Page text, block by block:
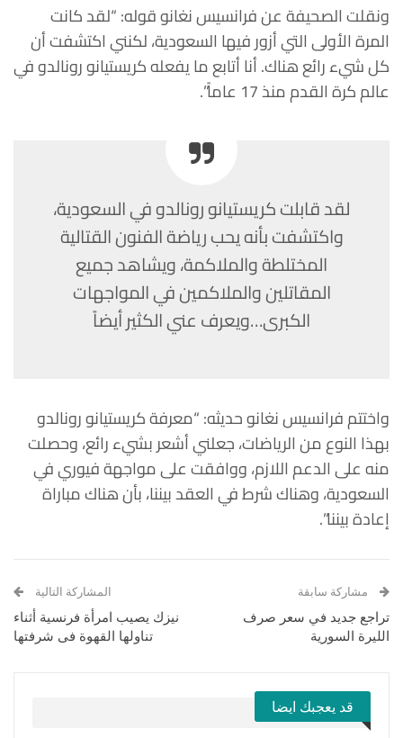
ونقلت الصحيفة عن فرانسيس نغانو قوله: “لقد كانت
المرة الأولى التي أزور فيها السعودية، لكنني اكتشفت أن
كل شيء رائع هناك. أنا أتابع ما يفعله كريستيانو رونالدو في
عالم كرة القدم منذ 17 عاماً”.
لقد قابلت كريستيانو رونالدو في السعودية،
واكتشفت بأنه يحب رياضة الفنون القتالية
المختلطة والملاكمة، ويشاهد جميع
المقاتلين والملاكمين في المواجهات
الكبرى…ويعرف عني الكثير أيضاً
واختتم فرانسيس نغانو حديثه: “معرفة كريستيانو رونالدو
بهذا النوع من الرياضات، جعلني أشعر بشيء رائع، وحصلت
منه على الدعم اللازم، ووافقت على مواجهة فيوري في
السعودية، وهناك شرط في العقد بيننا، بأن هناك مباراة
إعادة بيننا”.
مشاركة سابقة
تراجع جديد في سعر صرف
الليرة السورية
المشاركة التالية
نيزك يصيب امرأة فرنسية أثناء
تناولها القهوة فى شرفتها
قد يعجبك ايضا